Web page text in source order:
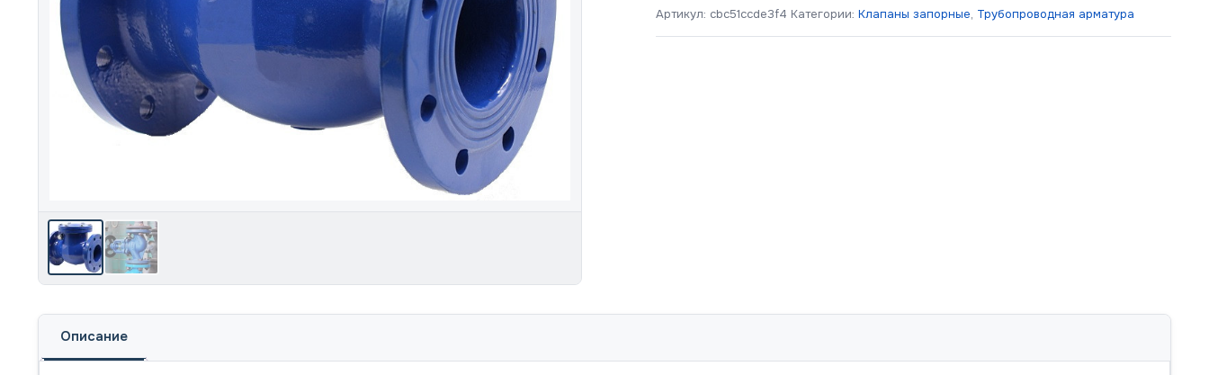
Артикул: cbc51ccde3f4 Категории:Клапаны запорные, Трубопроводная арматура
Описание